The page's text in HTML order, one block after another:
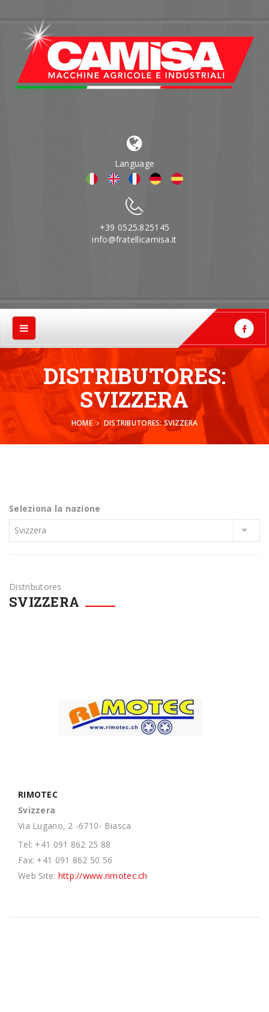
Language
+39 0525.825145
info@fratellicamisa.it
DISTRIBUTORES:
SVIZZERA
HOME DISTRIBUTORES: SVIZZERA
Seleziona la nazione
Distributores
SVIZZERA
RIMOTEC
Svizzera
Via Lugano, 2 -6710- Biasca
Tel: +41 091 862 25 88
Fax: +41 091 862 50 56
Web Site: http://www.rimotec.ch